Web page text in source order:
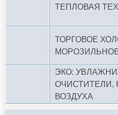
ТЕПЛОВАЯ
ТОРГОВОЕ
ЭКО:
ОЧИСТИТЕЛИ,
ВОЗДУХА